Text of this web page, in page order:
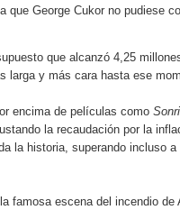
que George Cukor no pudiese
que alcanzó 4,25
larga y más cara hasta ese
encima de películas como
la recaudación por la
la historia, superando incluso a
famosa escena del incendio de